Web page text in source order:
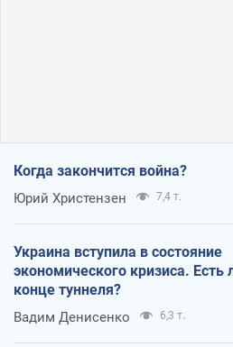
Когда закончится война?
Юрий Христензен 7,4 т.
Украина вступила в состояние
экономического кризиса. Есть
конце туннеля?
Вадим Денисенко 6,3 т.